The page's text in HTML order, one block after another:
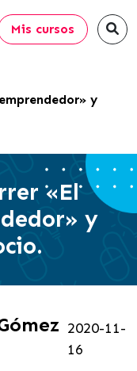
Mis cursos
y
«El
y
2020-11-
16